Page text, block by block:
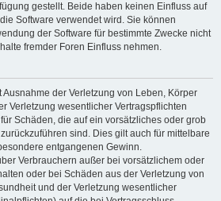
gestellt. Beide haben keinen Einfluss auf
Software verwendet wird. Sie können
der Software für bestimmte Zwecke nicht
fremder Foren Einfluss nehmen.
Ausnahme der Verletzung von Leben, Körper
Verletzung wesentlicher Vertragspflichten
Schäden, die auf ein vorsätzliches oder grob
sind. Dies gilt auch für mittelbare
entgangenen Gewinn.
Verbrauchern außer bei vorsätzlichem oder
oder bei Schäden aus der Verletzung von
und der Verletzung wesentlicher